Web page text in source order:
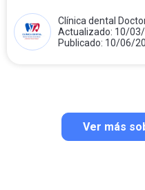
Clínica dental
Teresa Folqué
Actualizado: 10/
Publicado: 10/06/
Ver más